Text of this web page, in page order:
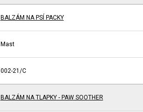
BALZÁM NA PSÍ PACKY
Mast
002-21/C
BALZÁM NA TLAPKY - PAW SOOTHER